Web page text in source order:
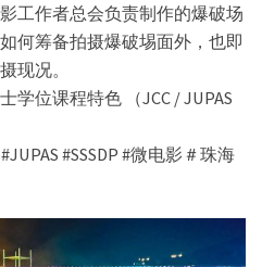
工作者总会负责制作的爆破场
何筹备拍摄爆破埸面外，也即
现况。
学位课程特色 （JCC / JUPAS
#SSSDP #微电影＃珠海